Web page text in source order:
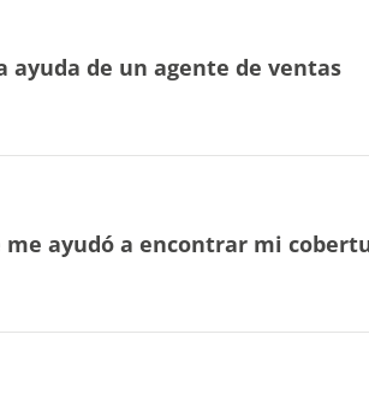
ayuda de un agente de ventas
ayudó a encontrar mi